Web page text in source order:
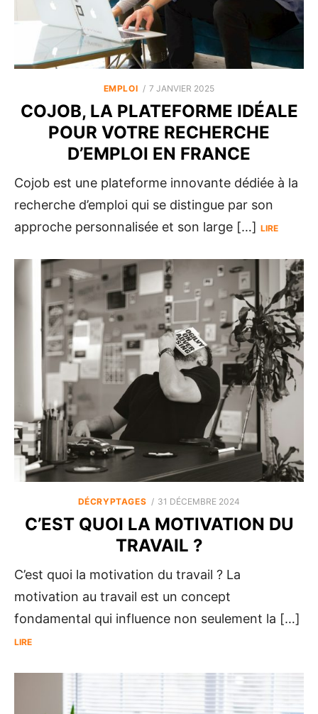
EMPLOI
POSTED
7 JANVIER 2025
COJOB, LA PLATEFORME IDÉALE
POUR VOTRE RECHERCHE
D’EMPLOI EN FRANCE
Cojob est une plateforme innovante dédiée à la
recherche d’emploi qui se distingue par son
approche personnalisée et son large […] LIRE
DÉCRYPTAGES
POSTED
31 DÉCEMBRE 2024
C’EST QUOI LA MOTIVATION DU
TRAVAIL ?
C’est quoi la motivation du travail ? La
motivation au travail est un concept
fondamental qui influence non seulement la […]
LIRE